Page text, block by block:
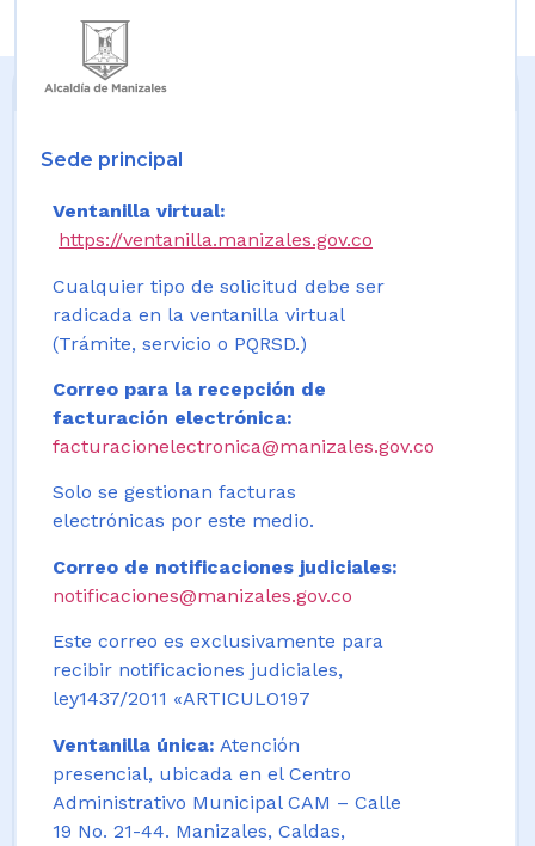
Sede principal
Ventanilla virtual:
https://ventanilla.manizales.gov.co
Cualquier tipo de solicitud debe ser
radicada en la ventanilla virtual
(Trámite, servicio o PQRSD.)
Correo para la recepción de
facturación electrónica:
facturacionelectronica@manizales.gov.co
Solo se gestionan facturas
electrónicas por este medio.
Correo de notificaciones judiciales:
notificaciones@manizales.gov.co
Este correo es exclusivamente para
recibir notificaciones judiciales,
ley1437/2011 «ARTICULO197
Ventanilla única: Atención
presencial, ubicada en el Centro
Administrativo Municipal CAM – Calle
19 No. 21-44. Manizales, Caldas,